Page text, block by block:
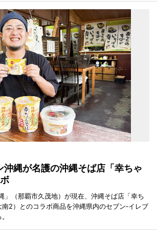
沖縄が名護の沖縄そば店「幸ちゃ
」（那覇市久茂地）が現在、沖縄そば店「幸ち
2）とのコラボ商品を沖縄県内のセブン‐イレブ